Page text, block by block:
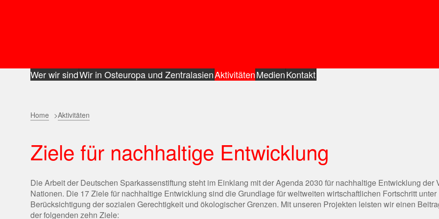
Wer wir sindWir in Osteuropa und ZentralasienAktivitätenMedienKontakt
Home Aktivitäten
Ziele für nachhaltige Entwicklung
Die Arbeit der Deutschen Sparkassenstiftung steht im Einklang mit der Agenda 2030 für nachhaltige Entwicklung der
Nationen. Die 17 Ziele für nachhaltige Entwicklung sind die Grundlage für weltweiten wirtschaftlichen Fortschritt unter
Berücksichtigung der sozialen Gerechtigkeit und ökologischer Grenzen. Mit unseren Projekten leisten wir einen
der folgenden zehn Ziele: